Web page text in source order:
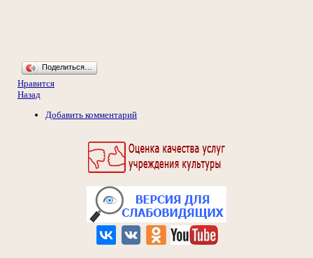
Поделиться…
Нравится
Назад
Добавить комментарий